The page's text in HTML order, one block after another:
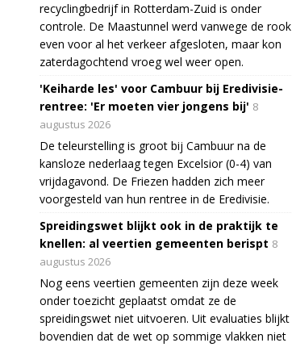
recyclingbedrijf in Rotterdam-Zuid is onder
controle. De Maastunnel werd vanwege de rook
even voor al het verkeer afgesloten, maar kon
zaterdagochtend vroeg wel weer open.
'Keiharde les' voor Cambuur bij Eredivisie-
rentree: 'Er moeten vier jongens bij' 8
augustus 2026
De teleurstelling is groot bij Cambuur na de
kansloze nederlaag tegen Excelsior (0-4) van
vrijdagavond. De Friezen hadden zich meer
voorgesteld van hun rentree in de Eredivisie.
Spreidingswet blijkt ook in de praktijk te
knellen: al veertien gemeenten berispt 8
augustus 2026
Nog eens veertien gemeenten zijn deze week
onder toezicht geplaatst omdat ze de
spreidingswet niet uitvoeren. Uit evaluaties blijkt
bovendien dat de wet op sommige vlakken niet